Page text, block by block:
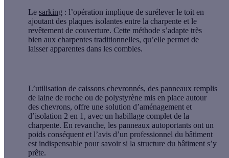
Le sarking : l’opération implique de surélever le toit en
ajoutant des plaques isolantes entre la charpente et le
revêtement de couverture. Cette méthode s’adapte très
bien aux charpentes traditionnelles, qu’elle permet de
laisser apparentes dans les combles.
L’utilisation de caissons chevronnés, des panneaux remplis
de laine de roche ou de polystyrène mis en place autour
des chevrons, offre une solution d’aménagement et
d’isolation 2 en 1, avec un habillage complet de la
charpente. En revanche, les panneaux autoportants ont un
poids conséquent et l’avis d’un professionnel du bâtiment
est indispensable pour savoir si la structure du bâtiment s’y
prête.